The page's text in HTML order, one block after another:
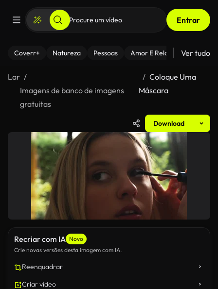
Entrar
Coverr+ Natureza Pessoas Amor E Relacionamentos
Ver tudo
Lar
Imagens de banco de imagens
gratuitas
Coloque Uma
Máscara
Download
Recriar com IA Novo
Crie novas versões desta imagem com IA.
Reenquadrar
Criar vídeo